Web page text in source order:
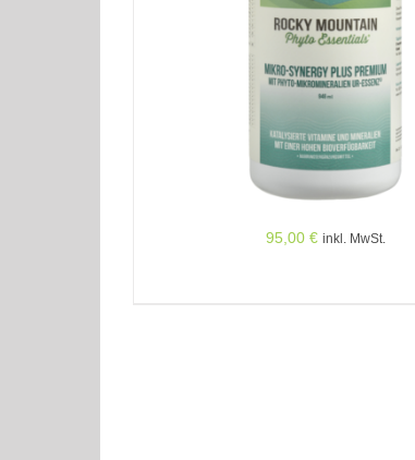
95,00 € inkl. MwSt.
DETAILS